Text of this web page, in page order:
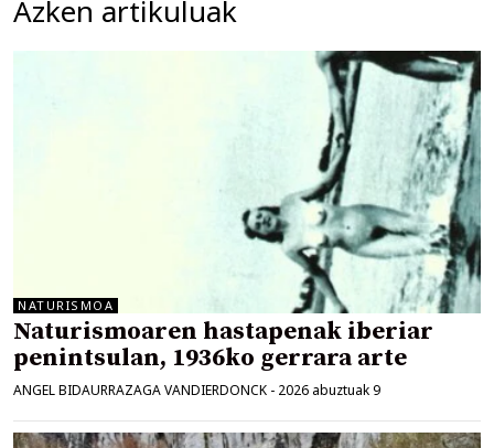
Azken artikuluak
NATURISMOA
Naturismoaren hastapenak iberiar
penintsulan, 1936ko gerrara arte
ANGEL BIDAURRAZAGA VANDIERDONCK - 2026 abuztuak 9